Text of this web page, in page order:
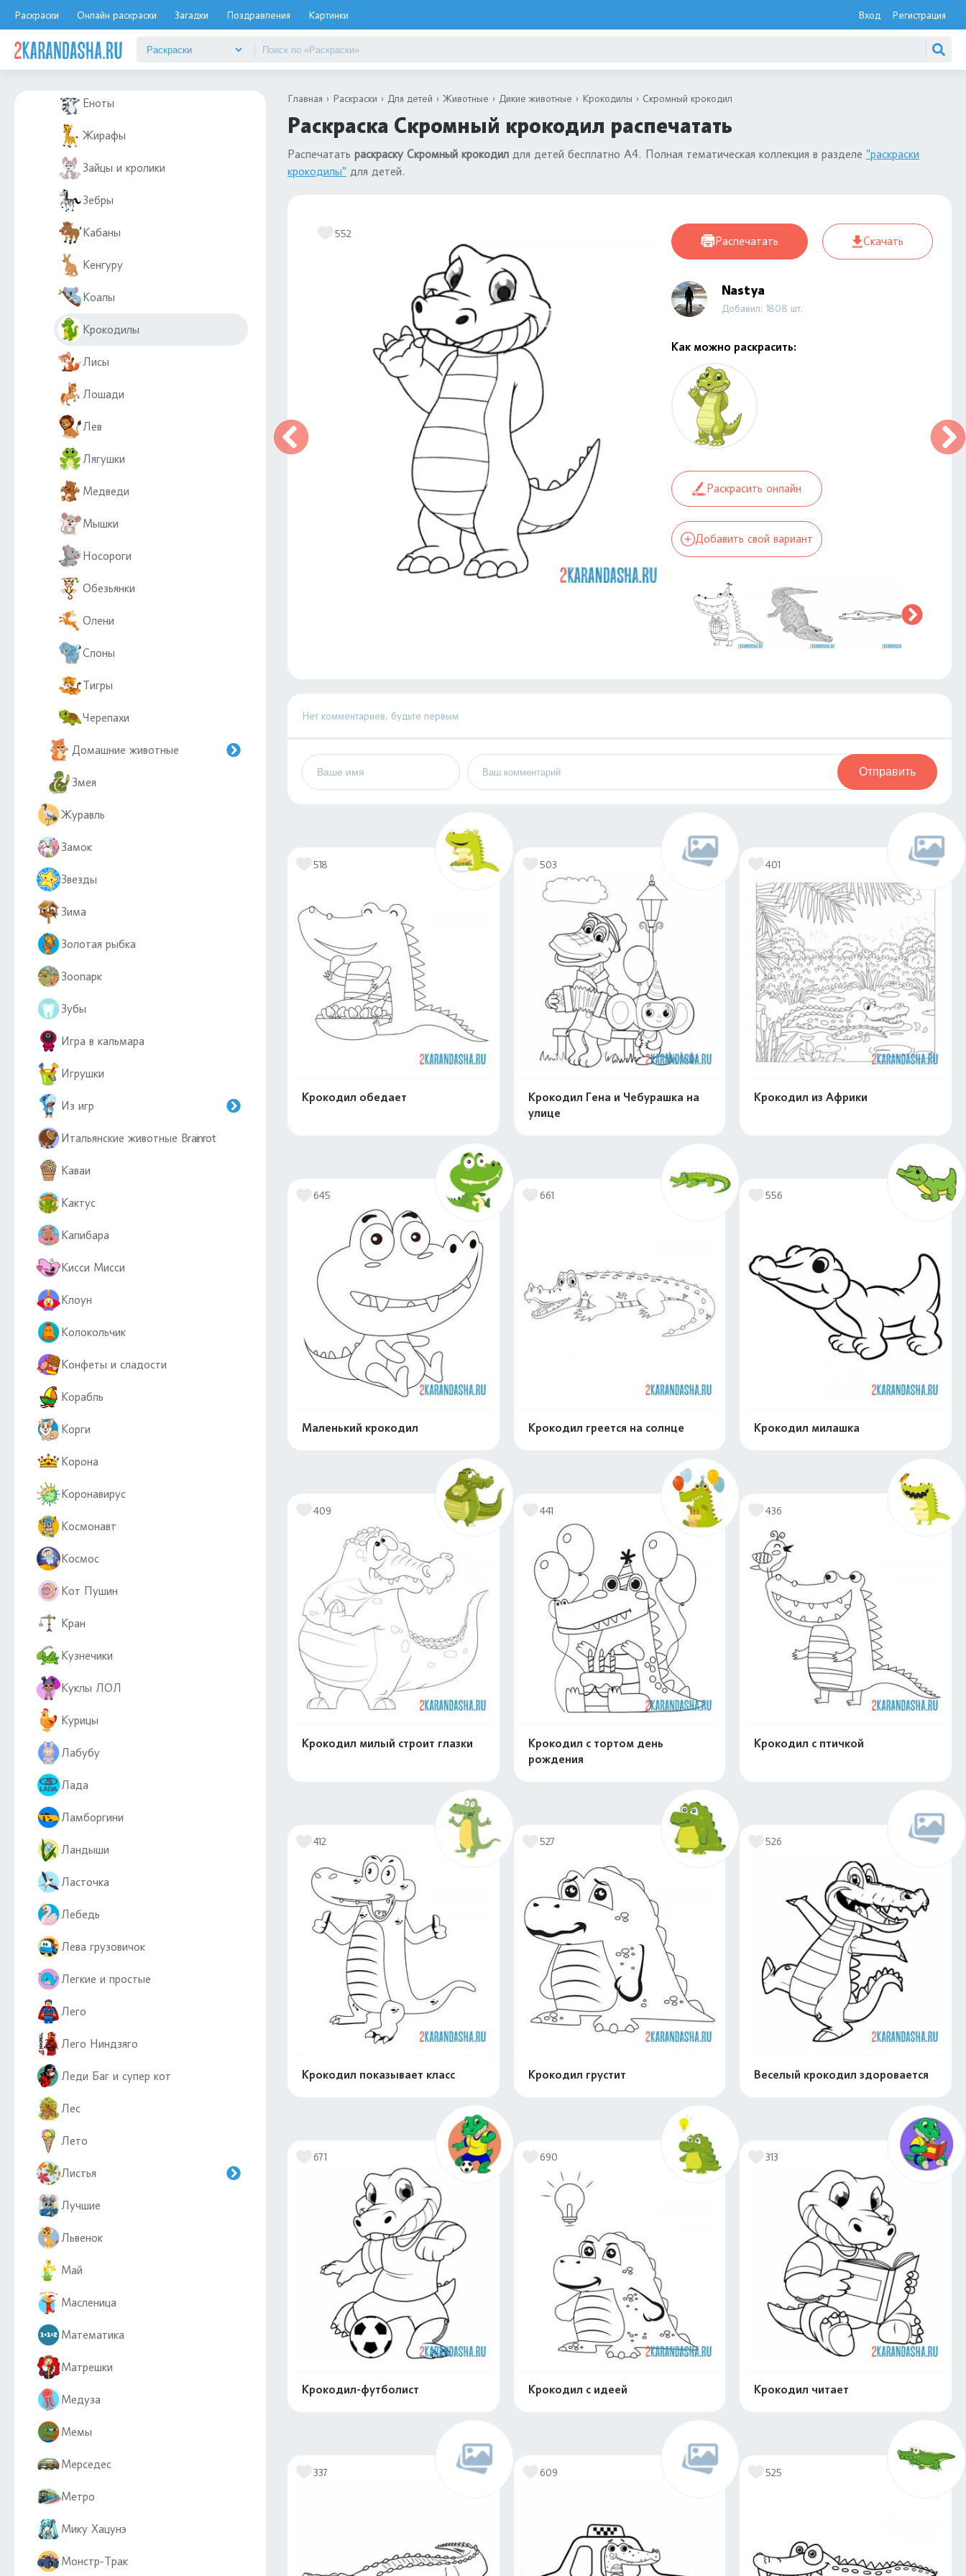
Раскраски Онлайн раскраски Загадки Поздравления Картинки Вход Регистрация
Ёжик
Еноты
Жирафы
Зайцы и кролики
Зебры
Кабаны
Кенгуру
Коалы
Крокодилы
Лисы
Лошади
Лев
Лягушки
Медведи
Мышки
Носороги
Обезьянки
Олени
Слоны
Тигры
Черепахи
Домашние животные
Змея
Журавль
Замок
Звезды
Зима
Золотая рыбка
Зоопарк
Зубы
Игра в кальмара
Игрушки
Из игр
Итальянские животные Brainrot
Каваи
Кактус
Капибара
Кисси Мисси
Клоун
Колокольчик
Конфеты и сладости
Корабль
Корги
Корона
Коронавирус
Космонавт
Космос
Кот Пушин
Кран
Кузнечики
Куклы ЛОЛ
Курицы
Лабубу
Лада
Ламборгини
Ландыши
Ласточка
Лебедь
Лева грузовичок
Легкие и простые
Лего
Лего Ниндзяго
Леди Баг и супер кот
Лес
Лето
Листья
Лучшие
Львенок
Май
Масленица
Математика
Матрешки
Медуза
Мемы
Мерседес
Метро
Мику Хацунэ
Монстр-Трак
Главная Раскраски Для детей Животные Дикие животные Крокодилы Скромный крокодил
Раскраска Скромный крокодил распечатать
Распечатать раскраску Скромный крокодил для детей бесплатно А4. Полная тематическая коллекция в разделе "раскраски
крокодилы" для детей.
552
Распечатать Скачать
Nastya
Добавил: 1808 шт.
Как можно раскрасить:
Раскрасить онлайн
Добавить свой вариант
Нет комментариев, будьте первым
Отправить
518
Крокодил обедает
503
Крокодил Гена и Чебурашка на
улице
401
Крокодил из Африки
645
Маленький крокодил
661
Крокодил греется на солнце
Распечатать и скачать
556
Крокодил милашка
Распечатать и скачать
409
Крокодил милый строит глазки
Распечатать и скачать
441
Крокодил с тортом день
рождения
Распечатать и скачать
436
Крокодил с птичкой
412
Крокодил показывает класс
527
Крокодил грустит
526
Веселый крокодил здоровается
671
Крокодил-футболист
690
Крокодил с идеей
313
Крокодил читает
337 609 525